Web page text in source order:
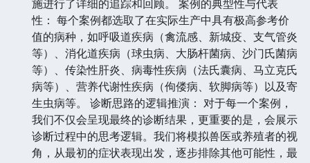
施进行了详细的追踪和回顾。 案例的典型性与代表
性： 每个案例都选取了在实际生产中具有极高参考价
值的病种，如呼吸道疾病（禽流感、新城疫、支气管炎
等）、消化道疾病（球虫病、大肠杆菌病、沙门氏菌病
等）、传染性肝炎、病毒性疾病（法氏囊病、马立克氏
病等）、营养代谢性疾病（佝偻病、软脚病等）以及寄
生虫病等。 诊断思路的逻辑推演： 对于每一个案例，
我们不仅会呈现最终的诊断结果，更重要的是，会展示
诊断过程中的思考逻辑。我们将模拟兽医或养殖者的视
角，从最初的症状表现出发，逐步排除其他可能性，最